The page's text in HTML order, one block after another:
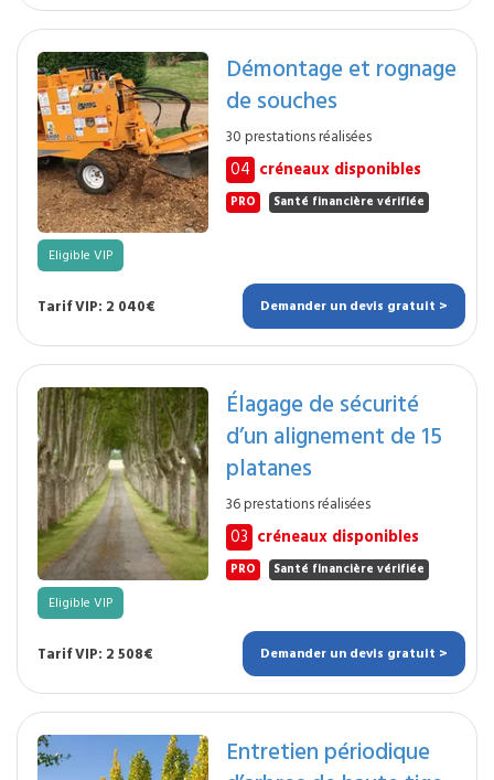
Démontage et rognage
de souches
30 prestations réalisées
04 créneaux disponibles
PRO Santé financière vérifiée
Eligible VIP
Tarif VIP: 2 040€ Demander un devis gratuit >
Élagage de sécurité
d’un alignement de 15
platanes
36 prestations réalisées
03 créneaux disponibles
PRO Santé financière vérifiée
Eligible VIP
Tarif VIP: 2 508€ Demander un devis gratuit >
Entretien périodique